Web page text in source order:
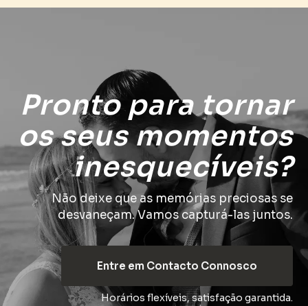
Pronto para tornar
os seus momentos
inesquecíveis?
Não deixe que as memórias preciosas se
desvaneçam. Vamos capturá-las juntos.
Entre em Contacto Connosco
Horários flexíveis, satisfação garantida.